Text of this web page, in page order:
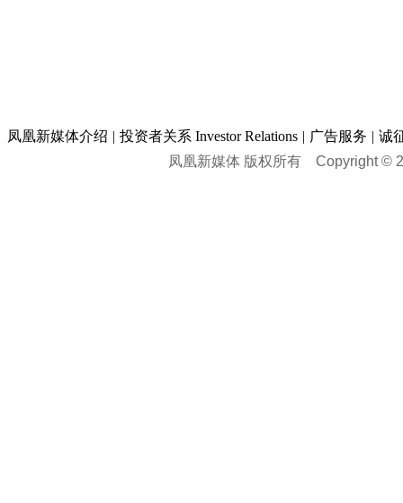
凤凰新媒体介绍 | 投资者关系 Investor Relations | 广告服务 | 诚
凤凰新媒体 版权所有 Copyright ©